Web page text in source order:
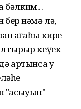
бәлким...
бер нәмә лә,
ағаһы кире
кеүек
артынса уҡ